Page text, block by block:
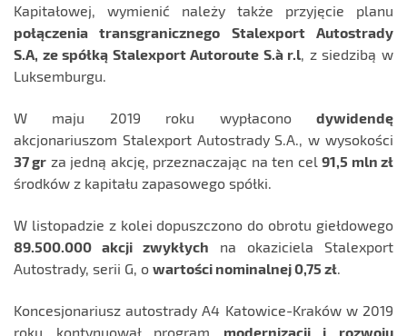
Kapitałowej, wymienić należy także przyjęcie planu
połączenia transgranicznego Stalexport Autostrady
S.A, ze spółką Stalexport Autoroute S.à r.l , z siedzibą w
Luksemburgu.
W maju 2019 roku wypłacono dywidendę
akcjonariuszom Stalexport Autostrady S.A., w wysokości
37 gr za jedną akcję, przeznaczając na ten cel91,5 mln zł
środków z kapitału zapasowego spółki.
W listopadzie z kolei dopuszczono do obrotu giełdowego
89.500.000 akcji zwykłych na okaziciela Stalexport
Autostrady, serii G, o wartości nominalnej 0,75 zł.
Koncesjonariusz autostrady A4 Katowice-Kraków w 2019
roku kontynuował program modernizacji i rozwoju